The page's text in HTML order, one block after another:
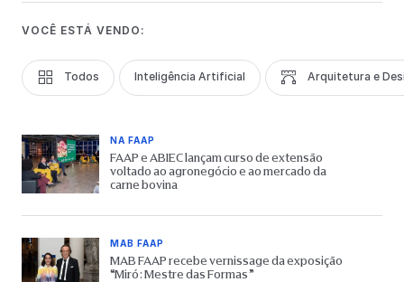
VOCÊ ESTÁ VENDO:
Todos Inteligência Artificial Arquitetura e
NA FAAP
FAAP e ABIEC lançam curso de extensão
voltado ao agronegócio e ao mercado da
carne bovina
MAB FAAP
MAB FAAP recebe vernissage da exposição
“Miró: Mestre das Formas”